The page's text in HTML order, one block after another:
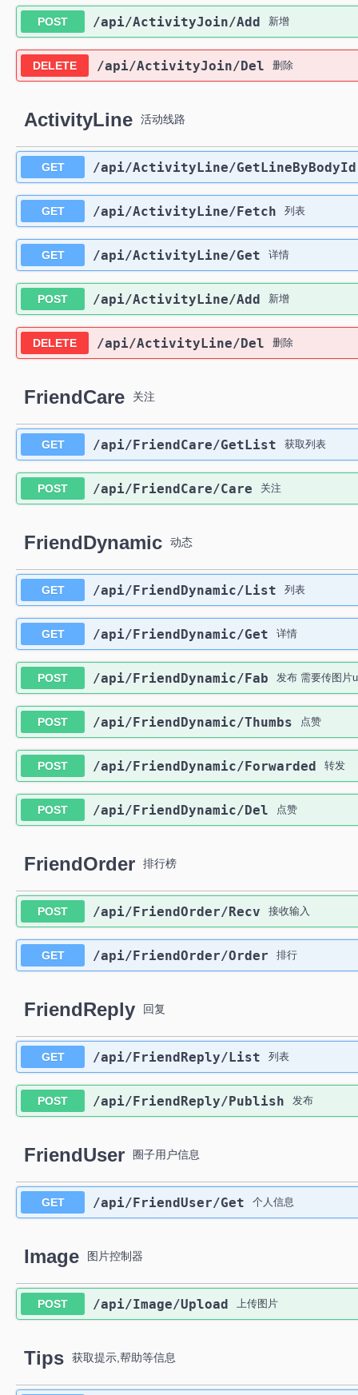
POST ​/api​/ActivityJoin​/Add 新增
DELETE ​/api​/ActivityJoin​/Del 删除
ActivityLine 活动线路
GET ​/api​/ActivityLine​/GetLineByBodyId
GET ​/api​/ActivityLine​/Fetch 列表
GET ​/api​/ActivityLine​/Get 详情
POST ​/api​/ActivityLine​/Add 新增
DELETE ​/api​/ActivityLine​/Del 删除
FriendCare 关注
GET ​/api​/FriendCare​/GetList 获取列表
POST ​/api​/FriendCare​/Care 关注
FriendDynamic 动态
GET ​/api​/FriendDynamic​/List 列表
GET ​/api​/FriendDynamic​/Get 详情
POST ​/api​/FriendDynamic​/Fab 发布 需要传图片
POST ​/api​/FriendDynamic​/Thumbs 点赞
POST ​/api​/FriendDynamic​/Forwarded 转发
POST ​/api​/FriendDynamic​/Del 点赞
FriendOrder 排行榜
POST ​/api​/FriendOrder​/Recv 接收输入
GET ​/api​/FriendOrder​/Order 排行
FriendReply 回复
GET ​/api​/FriendReply​/List 列表
POST ​/api​/FriendReply​/Publish 发布
FriendUser 圈子用户信息
GET ​/api​/FriendUser​/Get 个人信息
Image 图片控制器
POST ​/api​/Image​/Upload 上传图片
Tips 获取提示,帮助等信息